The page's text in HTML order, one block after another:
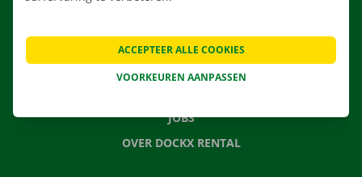
VEELGESTELDE VRAGEN
NIEUWS
JOBS
OVER DOCKX RENTAL
VOORKEUREN AANPASSEN
ACCEPTEER ALLE COOKIES